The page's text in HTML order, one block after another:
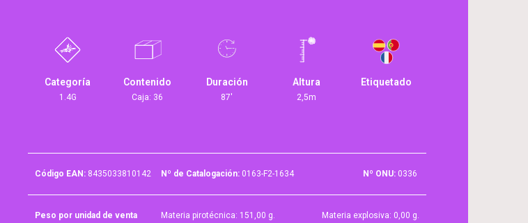
Categoría
1.4G
Contenido
Caja: 36
Duración
87'
Altura
2,5m
Etiquetado
Código EAN: 8435033810142 Nº de Catalogación:0163-F2-1634 Nº ONU: 0336
Peso por unidad de venta
Materia pirotécnica: 151,00 g.
Materia explosiva: 0,00 g.